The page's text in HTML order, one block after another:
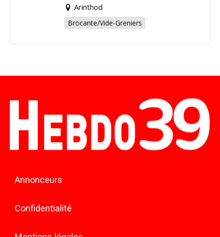
Arinthod
Brocante/Vide-Greniers